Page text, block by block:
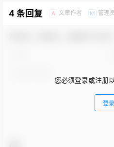
4 条回复 A 文章作者 M 管理员
您必须登录或注册
登录